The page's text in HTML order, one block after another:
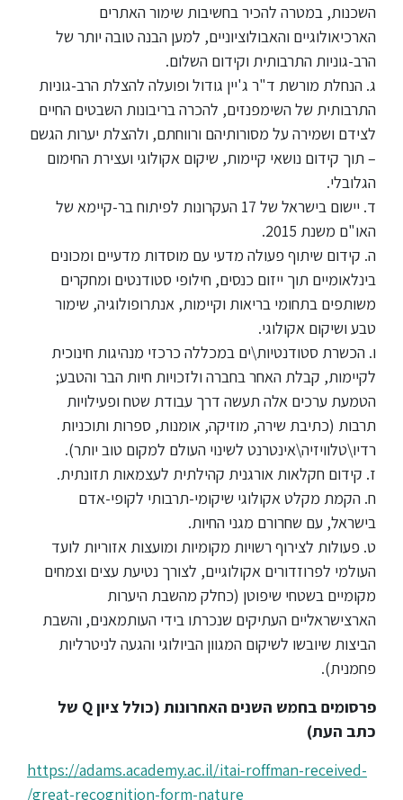
השכנות, במטרה להכיר בחשיבות שימור האתרים
הארכיאולוגיים והאבולוציוניים, למען הבנה טובה יותר של
הרב-גוניות התרבותית וקידום השלום.
ג. הנחלת מורשת ד"ר ג'יין גודול ופועלה להצלת הרב-גוניות
התרבותית של השימפנזים, להכרה בריבונות השבטים החיים
לצידם ושמירה על מסורותיהם ורווחתם, ולהצלת יערות הגשם
– תוך קידום נושאי קיימות, שיקום אקולוגי ועצירת החימום
הגלובלי.
ד. יישום בישראל של 17 העקרונות לפיתוח בר-קיימא של
האו"ם משנת 2015.
ה. קידום שיתוף פעולה מדעי עם מוסדות מדעיים ומכונים
בינלאומיים תוך ייזום כנסים, חילופי סטודנטים ומחקרים
משותפים בתחומי בריאות וקיימות, אנתרופולוגיה, שימור
טבע ושיקום אקולוגי.
ו. הכשרת סטודנטיות\ים במכללה כרכזי מנהיגות חינוכית
לקיימות, קבלת האחר בחברה ולזכויות חיות הבר והטבע;
הטמעת ערכים אלה תעשה דרך עבודת שטח ופעילויות
תרבות (כתיבת שירה, מוזיקה, אומנות, ספרות ותוכניות
רדיו\טלוויזיה\אינטרנט לשינוי העולם למקום טוב יותר).
ז. קידום חקלאות אורגנית קהילתית לעצמאות תזונתית.
ח. הקמת מקלט אקולוגי שיקומי-תרבותי לקופי-אדם
בישראל, עם שחרורם מגני החיות.
ט. פעולות לצירוף רשויות מקומיות ומועצות אזוריות לועד
העולמי לפרוזדורים אקולוגיים, לצורך נטיעת עצים וצמחים
מקומיים בשטחי שיפוטן (כחלק מהשבת היערות
הארצישראליים העתיקים שנכרתו בידי העותמאנים, והשבת
הביצות שיובשו לשיקום המגוון הביולוגי והגעה לניטרליות
פחמנית).
פרסומים בחמש השנים האחרונות (כולל ציון Q של
כתב העת)
https://adams.academy.ac.il/itai-roffman-received-
great-recognition-form-nature/